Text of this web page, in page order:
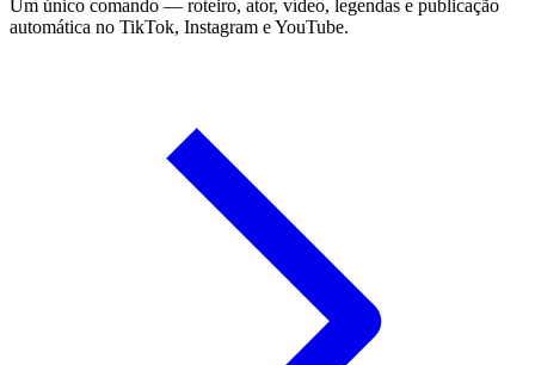
Um único comando — roteiro, ator, vídeo, legendas e publicação
automática no TikTok, Instagram e YouTube.